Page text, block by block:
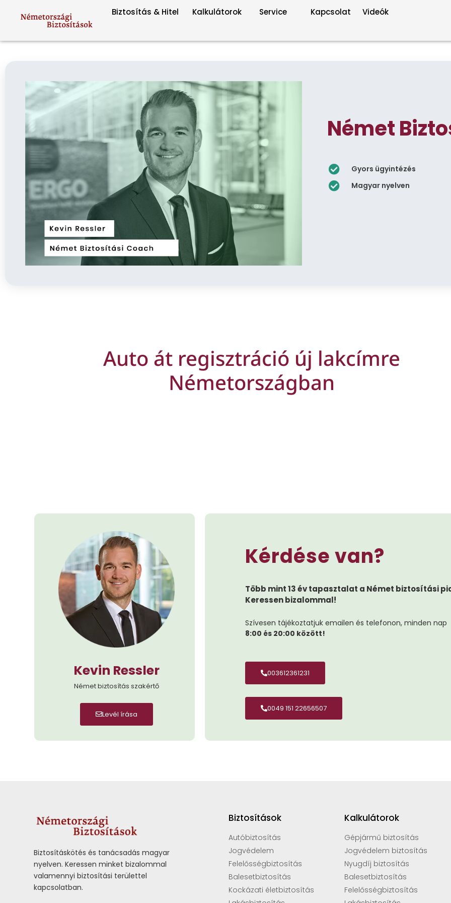
Biztosítás & Hitel Kalkulátorok Service Kapcsolat
Videók
Német
Gyors ügyintézés
Magyar nyelven
Auto át regisztráció új lakcímre
Németországban
Kevin Ressler
Német biztosítás szakértő
Levél írása
Kérdése van?
Több mint 13 év tapasztalat a Német biztosítási
Keressen bizalommal!
Szívesen tájékoztatjuk emailen és telefonon, minden nap
8:00 és 20:00 között!
003612361231
0049 151 22656507
Biztosításkötés és tanácsadás magyar
nyelven.Keressen minket bizalommal
valamennyi biztosítási területtel
kapcsolatban.
Biztosítások
Autóbiztosítás
Jogvédelem
Felelősségbiztosítás
Balesetbiztosítás
Kockázati életbiztosítás
Kalkulátorok
Gépjármű biztosítás
Jogvédelem biztosítás
Nyugdíj biztosítás
Balesetbiztosítás
Felelősségbiztosítás